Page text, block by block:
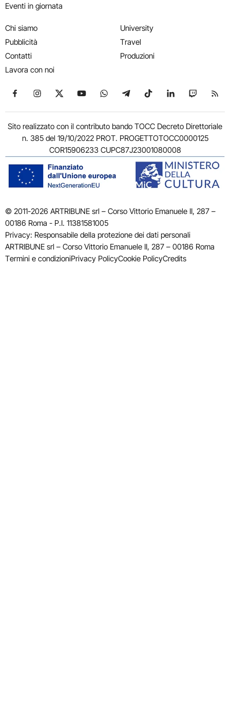
Eventi in giornata
Chi siamo
Pubblicità
Contatti
Lavora con noi
University
Travel
Produzioni
Seguici su Facebook
Seguici su Instagram
Seguici su X
Seguici su YouTube
Seguici su WhatsApp
Seguici su Telegram
Seguici su TikTok
Seguici su
Seguici
Sito realizzato con il contributo bando TOCC Decreto Direttoriale
n. 385 del 19/10/2022 PROT. PROGETTOTOCC0000125
COR15906233 CUPC87J23001080008
© 2011-2026 ARTRIBUNE srl – Corso Vittorio Emanuele II, 287 –
00186 Roma - P.I. 11381581005
Privacy: Responsabile della protezione dei dati personali
ARTRIBUNE srl – Corso Vittorio Emanuele II, 287 – 00186 Roma
Termini e condizioniPrivacy PolicyCookie PolicyCredits